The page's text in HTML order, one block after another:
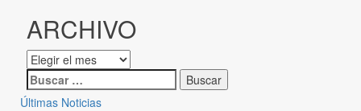
ARCHIVO
Últimas Noticias